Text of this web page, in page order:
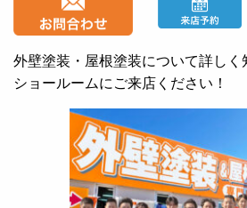
外壁塗装・屋根塗装について詳し
ショールームにご来店ください！